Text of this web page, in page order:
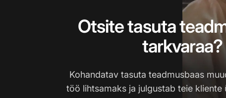
Otsite tasuta
tarkvaraa?
Kohandatav tasuta teadmusbaas
töö lihtsamaks ja julgustab teie kliente